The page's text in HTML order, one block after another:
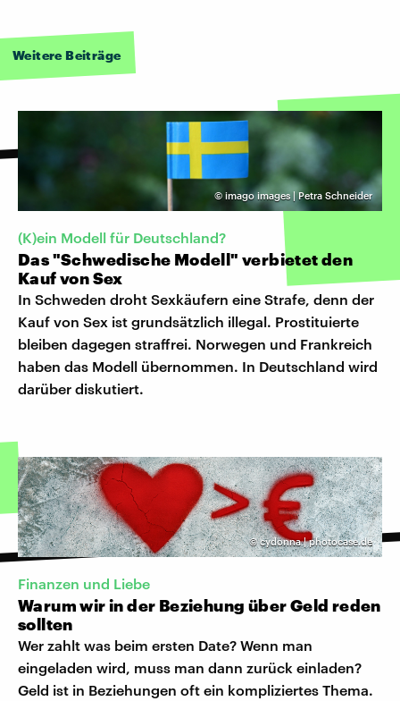
Weitere Beiträge
© imago images | Petra Schneider
(K)ein Modell für Deutschland?
Das "Schwedische Modell" verbietet den
Kauf von Sex
In Schweden droht Sexkäufern eine Strafe, denn der
Kauf von Sex ist grundsätzlich illegal. Prostituierte
bleiben dagegen straffrei. Norwegen und Frankreich
haben das Modell übernommen. In Deutschland wird
darüber diskutiert.
©cydonna | photocase.de
Finanzen und Liebe
Warum wir in der Beziehung über Geld reden
sollten
Wer zahlt was beim ersten Date? Wenn man
eingeladen wird, muss man dann zurück einladen?
Geld ist in Beziehungen oft ein kompliziertes Thema.